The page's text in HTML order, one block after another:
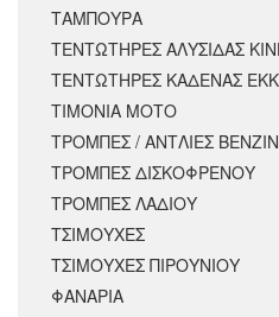
ΤΑΜΠΟΥΡΑ
ΤΕΝΤΩΤΗΡΕΣ ΑΛΥΣΙΔΑΣ
ΤΕΝΤΩΤΗΡΕΣ ΚΑΔΕΝΑΣ
ΤΙΜΟΝΙΑ ΜΟΤΟ
ΤΡΟΜΠΕΣ / ΑΝΤΛΙΕΣ
ΤΡΟΜΠΕΣ ΔΙΣΚΟΦΡΕΝΟΥ
ΤΡΟΜΠΕΣ ΛΑΔΙΟΥ
ΤΣΙΜΟΥΧΕΣ
ΤΣΙΜΟΥΧΕΣ ΠΙΡΟΥΝΙΟΥ
ΦΑΝΑΡΙΑ